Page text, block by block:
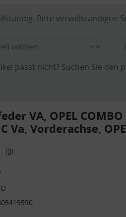
Bitte vervollständigen
passt nicht? Suchen Sie den
VA, OPEL COMBO
Va, Vorderachse,
(0)